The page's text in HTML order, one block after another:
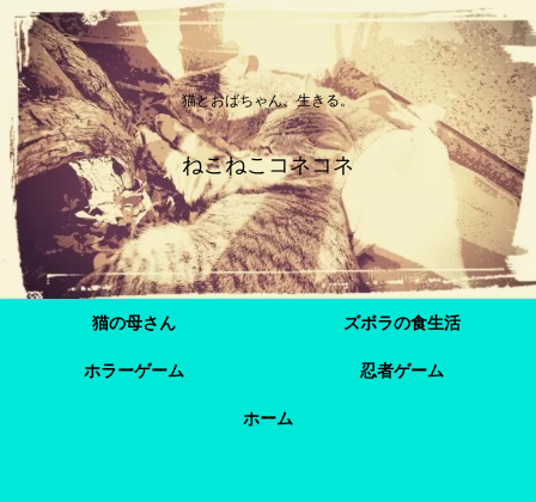
猫とおばちゃん、生きる。
ねこねこコネコネ
猫の母さん ズボラの食生活
ホラーゲーム 忍者ゲーム
ホーム